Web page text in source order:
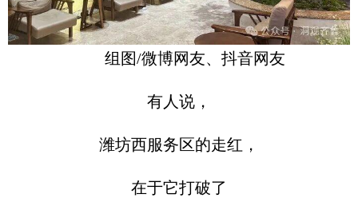
组图/微博网友、抖音网友
有人说，
潍坊西服务区的走红，
在于它打破了